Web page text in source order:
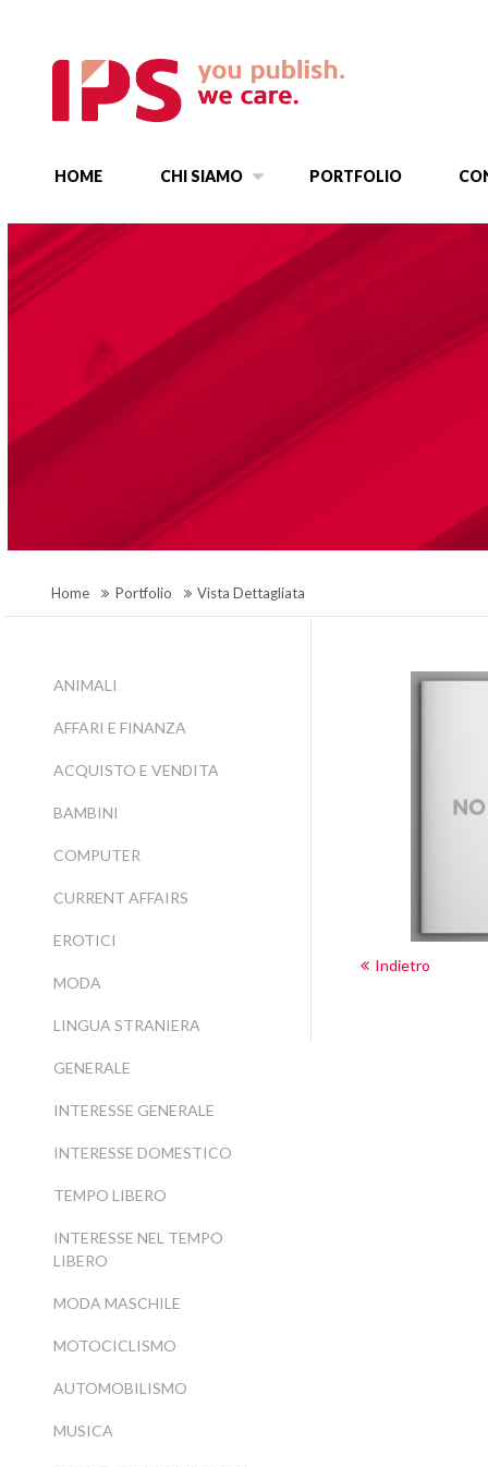
HOME CHI SIAMO PORTFOLIO
Home Portfolio Vista Dettagliata
Indietro
ANIMALI
AFFARI E FINANZA
ACQUISTO E VENDITA
BAMBINI
COMPUTER
CURRENT AFFAIRS
EROTICI
MODA
LINGUA STRANIERA
GENERALE
INTERESSE GENERALE
INTERESSE DOMESTICO
TEMPO LIBERO
INTERESSE NEL TEMPO
LIBERO
MODA MASCHILE
MOTOCICLISMO
AUTOMOBILISMO
MUSICA